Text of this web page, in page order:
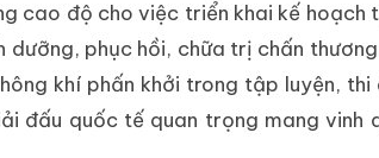
cao độ cho việc triển khai kế hoạch
phục hồi, chữa trị chấn thương
khí phấn khởi trong tập luyện, thi
quốc tế quan trọng mang vinh